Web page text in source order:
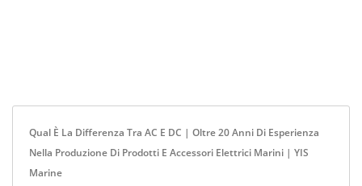
Qual È La Differenza Tra AC E DC | Oltre 20 Anni Di Esperienza
Nella Produzione Di Prodotti E Accessori Elettrici Marini | YIS
Marine